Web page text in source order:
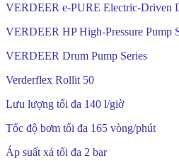
VERDEER e-PURE Electric-Driven
VERDEER HP High-Pressure Pump
VERDEER Drum Pump Series
Verderflex Rollit 50
Lưu lượng tối đa 140 l/giờ
Tốc ​​độ bơm tối đa 165 vòng/phút
Áp suất xả tối đa 2 bar